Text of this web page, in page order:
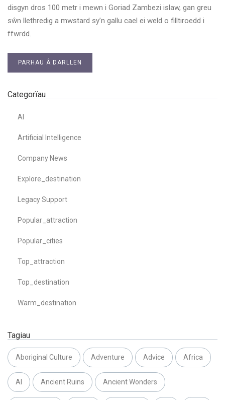
disgyn dros 100 metr i mewn i Goriad Zambezi islaw, gan greu
sŵn llethredig a mwstard sy’n gallu cael ei weld o filltiroedd i
ffwrdd.
PARHAU Â DARLLEN
Categorïau
AI
Artificial Intelligence
Company News
Explore_destination
Legacy Support
Popular_attraction
Popular_cities
Top_attraction
Top_destination
Warm_destination
Tagiau
Aboriginal Culture Adventure Advice Africa
AI Ancient Ruins Ancient Wonders